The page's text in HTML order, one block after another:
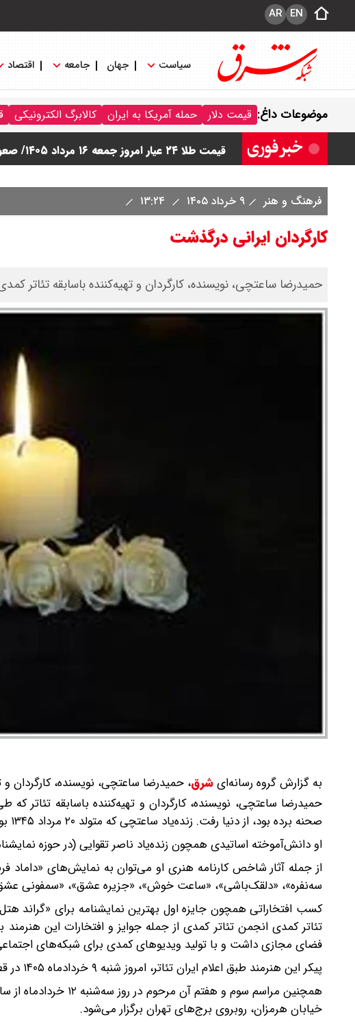
EN
AR
سیاست جهان جامعه اقتصاد
موضوعات داغ: قیمت دلار حمله آمریکا به ایران کالابرگ الکترونیکی
قیمت دینار عراق امروز جمعه ۱۶ مرداد ۱۴۰۵ اعلام شد + جدول
قیمت سکه امامی امروز جمعه ۱۶ مرداد ۱۴۰۵ اعلام شد/ کاهش قیمت سکه
قیمت طلا ۲۴ عیار امروز جمعه ۱۶ مرداد ۱۴۰۵/ صعود طلا ادامه‌دار شد
قیمت طلا ۱۸ عیار امروز جمعه ۱۶ مرداد ۱۴۰۵ اعلام شد/ طلا بر مدار صعود
قیمت نفت امروز جمعه ۱۶ مرداد ۱۴۰۵ / نفت صعودی شد + جدول
فرهنگ و هنر ۹ خرداد ۱۴۰۵
کارگردان ایرانی درگذشت
حمیدرضا ساعتچی، نویسنده، کارگردان و تهیه‌کننده باسابقه تئاتر کمدی ایران، در سن ۵۹
به گزارش گروه رسانه‌ایشرق، حمیدرضا ساعتچی، نویسنده، کارگردان و تهیه‌کننده
حمیدرضا ساعتچی، نویسنده، کارگردان و تهیه‌کننده باسابقه تئاتر
صحنه برده بود، از دنیا رفت. زنده‌یاد ساعتچی که متولد ۲۰ مرداد ۱۳۴۵ بود، فعالیت حرفه‌ای خود در تئاتر را از سال ۱۳۷۹ آغاز کرد.
او دانش‌آموخته اساتیدی همچون زنده‌یاد ناصر تقوایی (در حوزه
از جمله آثار شاخص کارنامه هنری او می‌توان به نمایش‌های «داماد
سه‌نفره»، «دلقک‌باشی»، «ساعت خوش»، «جزیره عشق»، «سمفونی
کسب افتخاراتی همچون جایزه اول بهترین نمایشنامه برای «گراند
تئاتر کمدی انجمن تئاتر کمدی از جمله جوایز و افتخارات این
فضای مجازی داشت و با تولید ویدیوهای کمدی برای شبکه‌های
پیکر این هنرمند طبق اعلام ایران تئاتر، امروز شنبه ۹ خردادماه ۱۴۰۵ در قطعه هنرمندان به خاک سپرده می‌شود.
خیابان هرمزان، روبروی برج‌های تهران برگزار می‌شود.